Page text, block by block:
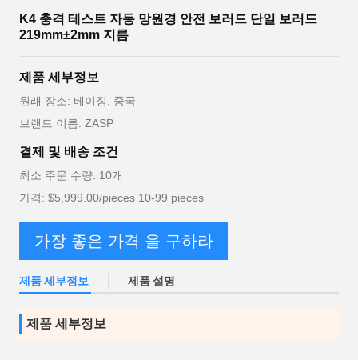
K4 충격 테스트 자동 망원경 안전 보러드 단일 보러드
219mm±2mm 지름
제품 세부정보
원래 장소: 베이징, 중국
브랜드 이름: ZASP
결제 및 배송 조건
최소 주문 수량: 10개
가격: $5,999.00/pieces 10-99 pieces
가장 좋은 가격 을 구하라
제품 세부정보 제품 설명
제품 세부정보